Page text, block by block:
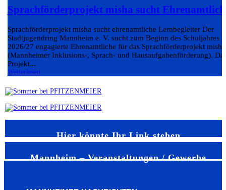
Sprachförderprojekt misha sucht
Sprachförderprojekt misha sucht ehrenamtliche Lernbegleiter Der
Stadtjugendring Mannheim e. V. sucht zum Beginn des Schuljahres
2026/27 engagierte Ehrenamtliche für das Sprachförderprojekt misha
(Mannheimer Inklusions-, Sprach- und Hausaufgabenförderung).
Projekt...
Weiterlesen
Hier könnte Ihr Link stehen
Mannheim – Veranstaltungen / Gewerbe